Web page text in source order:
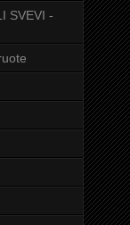
SVEVI -